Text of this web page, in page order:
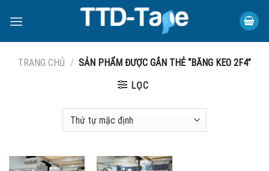
TRANG CHỦ / SẢN PHẨM ĐƯỢC GẮN THẺ “BĂNG KEO 2F4”
LỌC